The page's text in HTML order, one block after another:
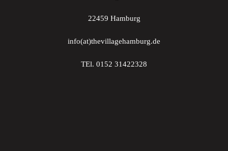
22459 Hamburg
info(at)thevillagehamburg.de
TEl. 0152 31422328